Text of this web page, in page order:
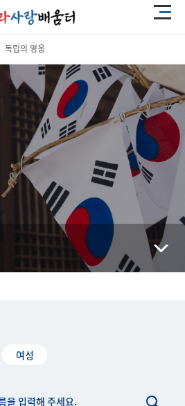
독립의 영웅
여성